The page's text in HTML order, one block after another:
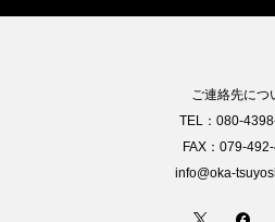
ご連絡先につ
TEL：080-
FAX：079-
info@oka-